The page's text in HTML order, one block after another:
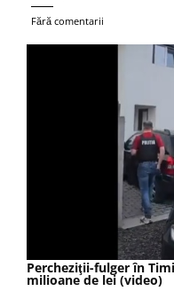
Fără comentarii
Percheziţii-fulger în
milioane de lei (video)